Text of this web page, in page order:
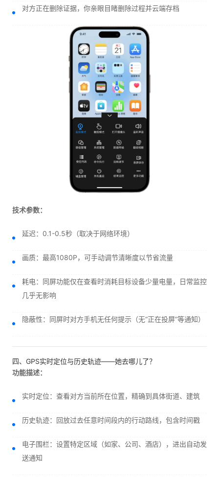
对方正在删除证据，你亲眼目睹删除过程并云端存档
技术参数：
延迟：0.1-0.5秒（取决于网络环境）
画质：最高1080P，可手动调节清晰度以节省流量
耗电：同屏功能仅在查看时消耗目标设备少量电量，日常监控
几乎无影响
隐蔽性：同屏时对方手机无任何提示（无“正在投屏”等通知）
四、GPS实时定位与历史轨迹——她去哪儿了？
功能描述：
实时定位：查看对方当前所在位置，精确到具体街道、建筑
历史轨迹：回放过去任意时间段内的行动路线，包含时间戳
电子围栏：设置特定区域（如家、公司、酒店），进出自动发
送通知